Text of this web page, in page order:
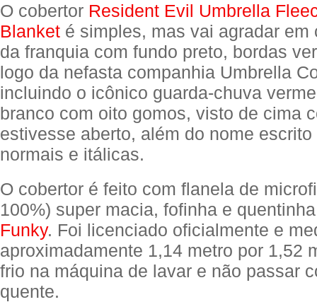
O cobertor Resident Evil Umbrella
Blanket é simples, mas vai agradar em
da franquia com fundo preto, bordas
logo da nefasta companhia Umbrella
incluindo o icônico guarda-chuva
branco com oito gomos, visto de cima
estivesse aberto, além do nome
normais e itálicas.
O cobertor é feito com flanela de
100%) super macia, fofinha e
Funky. Foi licenciado oficialmente e
aproximadamente 1,14 metro por 1,52
frio na máquina de lavar e não passar
quente.